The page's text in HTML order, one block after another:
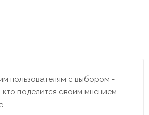
пользователям с выбором -
кто поделится своим мнением